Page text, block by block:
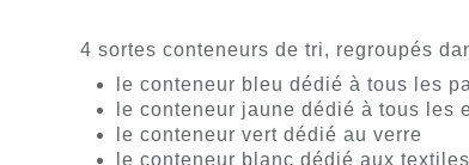
4 sortes conteneurs de tri, regroupés
le conteneur bleu dédié à tous les
le conteneur jaune dédié à tous les
le conteneur vert dédié au verre
le conteneur blanc dédié aux